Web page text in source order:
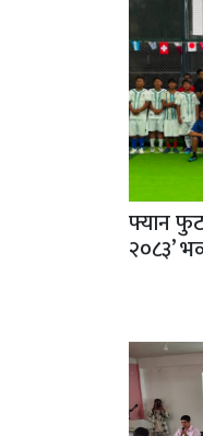
फ्यान
२०८३’